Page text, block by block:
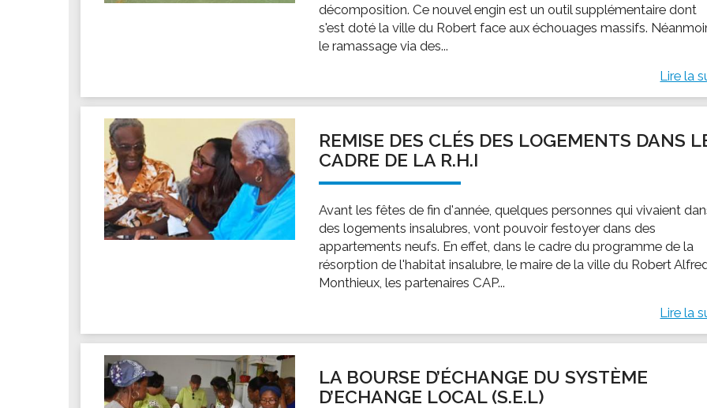
décomposition. Ce nouvel engin est un outil supplémentaire dont
s'est doté la ville du Robert face aux échouages massifs.
le ramassage via des...
Lire la
REMISE DES CLÉS DES LOGEMENTS DANS
CADRE DE LA R.H.I
Avant les fêtes de fin d'année, quelques personnes qui vivaient
des logements insalubres, vont pouvoir festoyer dans des
appartements neufs. En effet, dans le cadre du programme de la
résorption de l'habitat insalubre, le maire de la ville du Robert
Monthieux, les partenaires CAP...
Lire la
LA BOURSE D’ÉCHANGE DU SYSTÈME
D’ECHANGE LOCAL (S.E.L)